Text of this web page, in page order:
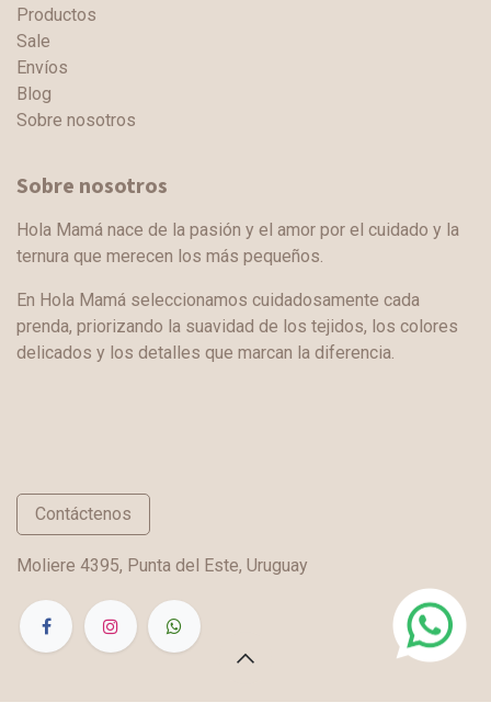
Productos
Sale
Envíos
Blog
Sobre nosotros
Sobre nosotros
Hola Mamá nace de la pasión y el amor por el cuidado y la
ternura que merecen los más pequeños.
En Hola Mamá seleccionamos cuidadosamente cada
prenda, priorizando la suavidad de los tejidos, los colores
delicados y los detalles que marcan la diferencia.
Contáctenos
Moliere 4395, Punta del Este, Uruguay